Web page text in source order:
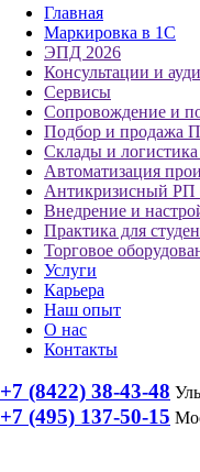
Главная
Маркировка в 1С
ЭПД 2026
Консультации и
Сервисы
Сопровождение и
Подбор и продажа
Склады и
Автоматизация
Антикризисный
Внедрение и
Практика для
Торговое
Услуги
Карьера
Наш опыт
О нас
Контакты
+7 (8422) 38-43-48
+7 (495) 137-50-15